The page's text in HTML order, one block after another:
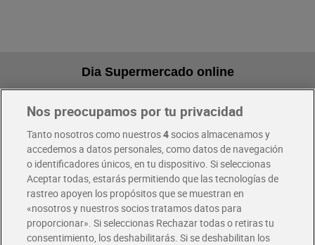
Dia Supermercado online
Pide hoy, recibe hoy
Envío gratis por compras superiores a 100€
Envío estandar por 4,99€
Glovo y Uber Eats
Solicita tu factura de Glovo o Uber Eats
Nos preocupamos por tu privacidad
Tanto nosotros como nuestros4socios almacenamos y
accedemos a datos personales, como datos de navegación
o identificadores únicos, en tu dispositivo. Si seleccionas
Aceptar todas, estarás permitiendo que las tecnologías de
rastreo apoyen los propósitos que se muestran en
«nosotros y nuestros socios tratamos datos para
proporcionar». Si seleccionas Rechazar todas o retiras tu
consentimiento, los deshabilitarás. Si se deshabilitan los